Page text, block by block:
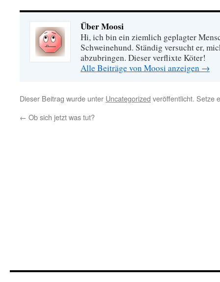
Über Moosi
Hi, ich bin ein ziemlich geplagter
Schweinehund. Ständig versucht er,
abzubringen. Dieser verflixte Köter!
Alle Beiträge von Moosi anzeigen →
Dieser Beitrag wurde unter Uncategorized veröffentlicht. Setze
← Ob sich jetzt was tut?